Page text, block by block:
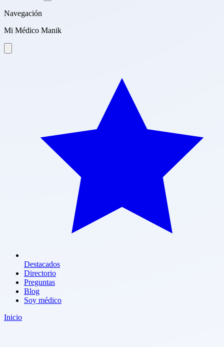
Navegación
Mi Médico Manik
Destacados
Directorio
Preguntas
Blog
Soy médico
Inicio